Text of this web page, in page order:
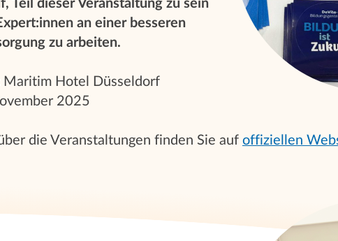
Teil dieser Veranstaltung zu sein
an einer besseren
zu arbeiten.
Maritim Hotel Düsseldorf
2025
die Veranstaltungen finden Sie auf offiziellen